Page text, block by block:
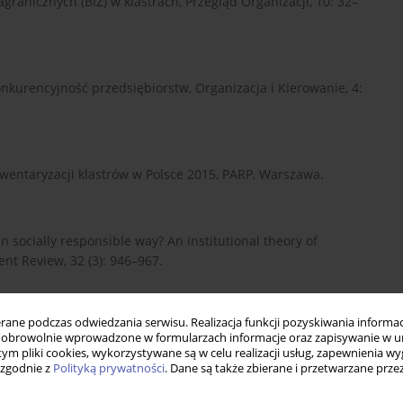
podczas odwiedzania serwisu. Realizacja funkcji pozyskiwania
wprowadzone w formularzach informacje oraz zapisywanie w
pliki cookies, wykorzystywane są w celu realizacji usług, zapewnienia
z Polityką prywatności. Dane są także zbierane i przetwarzane
przedsiębiorstw, Organizacja i Kierowanie, 4:
klastrów w Polsce 2015, PARP, Warszawa.
socially responsible way? An institutional theory of
Review, 32 (3): 946–967.
Integrating Cultural and Institutional Explanation for
Ethics, 110: 231–245.